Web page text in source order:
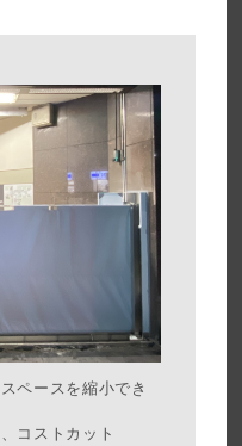
ペースを縮小でき
コストカット